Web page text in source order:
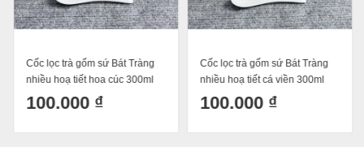
Cốc lọc trà gốm sứ Bát Tràng
nhiều hoạ tiết hoa cúc 300ml
100.000 ₫
Cốc lọc trà gốm sứ Bát Tràng
nhiều hoạ tiết cá viền 300ml
100.000 ₫